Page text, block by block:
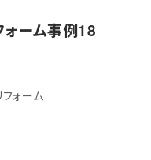
ォーム事例18
ォーム